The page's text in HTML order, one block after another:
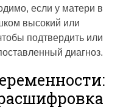
если у матери в
высокий или
подтвердить или
диагноз.